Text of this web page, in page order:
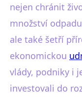
nejen chránit
množství
ale také šetří
ekonomickou
vlády, podniky i
investovali do